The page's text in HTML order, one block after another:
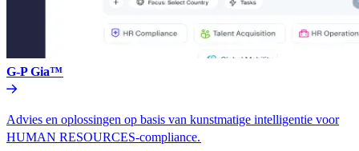
G-P Gia™​​
Advies en oplossingen op basis van kunstmatige intelligentie voor
HUMAN RESOURCES-compliance.​​